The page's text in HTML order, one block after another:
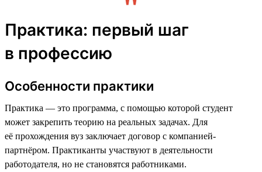
Практика: первый шаг
в профессию
Особенности практики
Практика — это программа, с помощью которой студент
может закрепить теорию на реальных задачах. Для
её прохождения вуз заключает договор с компанией-
партнёром. Практиканты участвуют в деятельности
работодателя, но не становятся работниками.